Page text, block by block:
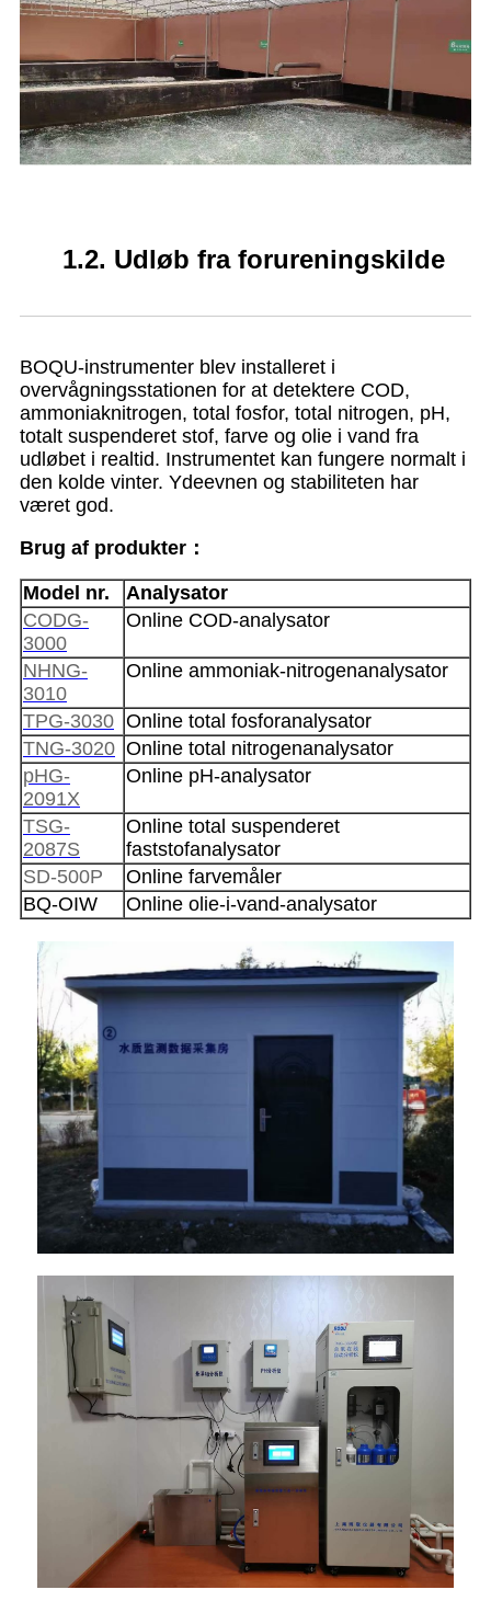
1.2. Udløb fra forureningskilde
BOQU-instrumenter blev installeret i
overvågningsstationen for at detektere COD,
ammoniaknitrogen, total fosfor, total nitrogen, pH,
totalt suspenderet stof, farve og olie i vand fra
udløbet i realtid. Instrumentet kan fungere normalt i
den kolde vinter. Ydeevnen og stabiliteten har
været god.
Brug af produkter ：
Model nr.
Analysator
CODG-
3000
Online COD-analysator
NHNG-
3010
Online ammoniak-nitrogenanalysator
TPG-3030 Online total fosforanalysator
TNG-3020 Online total nitrogenanalysator
pHG-
2091X
Online pH-analysator
TSG-
2087S
Online total suspenderet
faststofanalysator
SD-500P
Online farvemåler
BQ-OIW
Online olie-i-vand-analysator